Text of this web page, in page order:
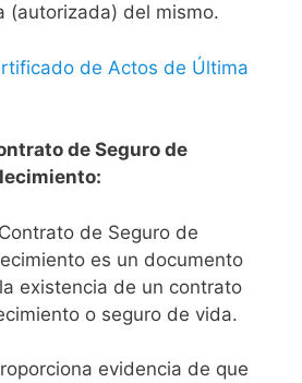
(autorizada) del mismo.
de Actos de Última
de Seguro de
de Seguro de
es un documento
existencia de un contrato
o seguro de vida.
evidencia de que